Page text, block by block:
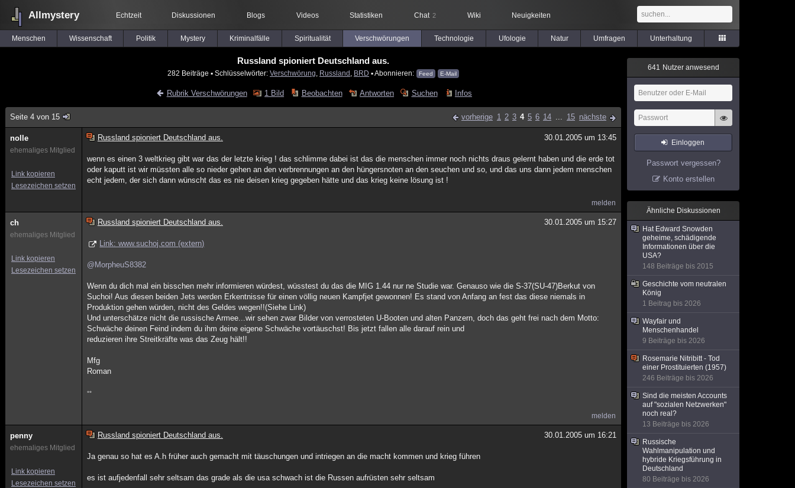
Allmystery Echtzeit Diskussionen Blogs Videos Statistiken Chat 2 Wiki Neuigkeiten
Menschen Wissenschaft Politik Mystery Kriminalfälle Spiritualität Verschwörungen Technologie Ufologie Natur Umfragen Unterhaltung
Russland spioniert Deutschland aus.
282 Beiträge ▪ Schlüsselwörter: Verschwörung Russland BRD ▪ Abonnieren: Feed E-Mail
Rubrik Verschwörungen 1 Bild Beobachten Antworten Suchen Infos
Seite 4 von 15 vorherige 1 2 3 4 5 6 14 ... 15 nächste
nolle
ehemaliges Mitglied
Link kopieren
Lesezeichen setzen
Russland spioniert Deutschland aus. 30.01.2005 um 13:45
wenn es einen 3 weltkrieg gibt war das der letzte krieg ! das schlimme dabei ist das die menschen immer noch nichts draus gelernt haben und die erde tot
oder kaputt ist wir müssten alle so nieder gehen an den verbrennungen an den hüngersnoten an den seuchen und so, und das uns dann jedem menschen
echt jedem, der sich dann wünscht das es nie deisen krieg gegeben hätte und das krieg keine lösung ist !
melden
ch
ehemaliges Mitglied
Link kopieren
Lesezeichen setzen
Russland spioniert Deutschland aus. 30.01.2005 um 15:27
Link: www.suchoj.com (extern)
@MorpheuS8382
Wenn du dich mal ein bisschen mehr informieren würdest, wüsstest du das die MIG 1.44 nur ne Studie war. Genauso wie die S-37(SU-47)Berkut von
Suchoi! Aus diesen beiden Jets werden Erkentnisse für einen völlig neuen Kampfjet gewonnen! Es stand von Anfang an fest das diese niemals in
Produktion gehen würden, nicht des Geldes wegen!!(Siehe Link)
Und unterschätze nicht die russische Armee...wir sehen zwar Bilder von verrosteten U-Booten und alten Panzern, doch das geht frei nach dem Motto:
Schwäche deinen Feind indem du ihm deine eigene Schwäche vortäuschst! Bis jetzt fallen alle darauf rein und
reduzieren ihre Streitkräfte was das Zeug hält!!
Mfg
Roman
°°
melden
penny
ehemaliges Mitglied
Link kopieren
Lesezeichen setzen
Russland spioniert Deutschland aus. 30.01.2005 um 16:21
Ja genau so hat es A.h früher auch gemacht mit täuschungen und intriegen an die macht kommen und krieg führen
es ist aufjedenfall sehr seltsam das grade als die usa schwach ist die Russen aufrüsten sehr seltsam
641 Nutzer anwesend
Einloggen
Passwort vergessen?
Konto erstellen
Ähnliche Diskussionen
Hat Edward Snowden
geheime, schädigende
Informationen über die
USA?
148 Beiträge bis 2015
Geschichte vom neutralen
König
1 Beitrag bis 2026
Wayfair und
Menschenhandel
9 Beiträge bis 2026
Rosemarie Nitribitt - Tod
einer Prostituierten (1957)
246 Beiträge bis 2026
Sind die meisten Accounts
auf "sozialen Netzwerken"
noch real?
13 Beiträge bis 2026
Russische
Wahlmanipulation und
hybride Kriegsführung in
Deutschland
80 Beiträge bis 2026